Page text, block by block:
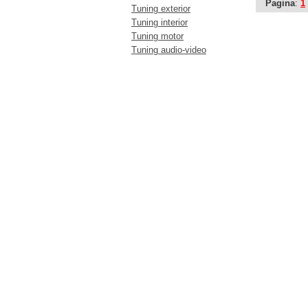
Tuning exterior
Tuning interior
Tuning motor
Tuning audio-video
Pagina: 1